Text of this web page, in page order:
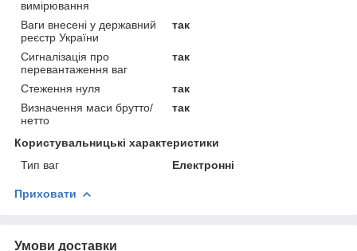
вимірювання
Ваги внесені у державний
реєстр України
так
Сигналізація про
перевантаження ваг
так
Стеження нуля
так
Визначення маси брутто/
нетто
так
Користувальницькі характеристики
Тип ваг
Електронні
Приховати
Умови доставки